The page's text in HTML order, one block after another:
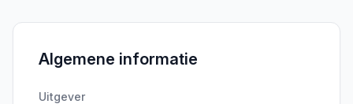
Algemene informatie
Uitgever